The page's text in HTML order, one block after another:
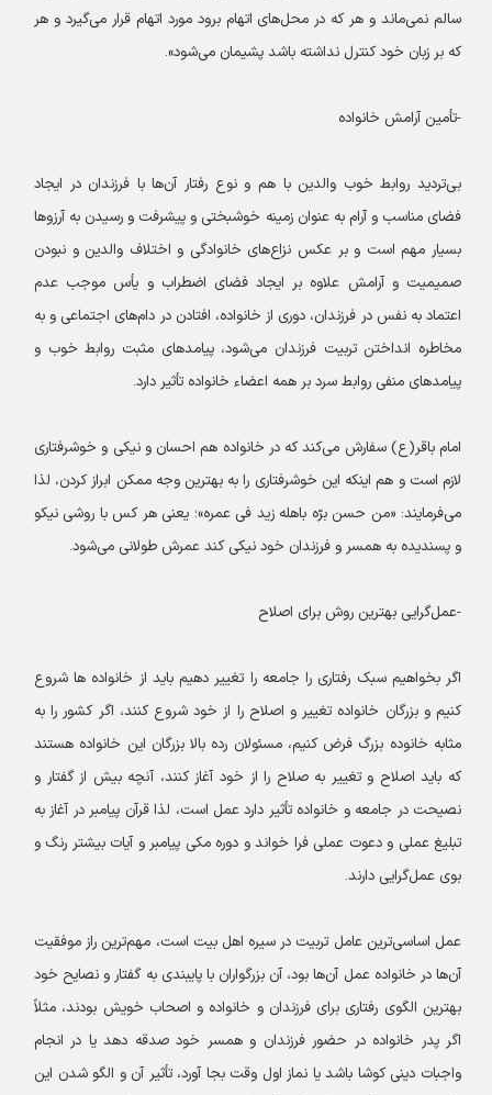
سالم نمی‌ماند و هر که در محل‌های اتهام برود مورد اتهام قرار می‌گیرد و هر
که بر زبان خود کنترل نداشته باشد پشیمان می‌شود».
-تأمین آرامش خانواده
بی‌تردید روابط خوب والدین با هم و نوع رفتار آن‌ها با فرزندان در ایجاد
فضای مناسب و آرام به عنوان زمینه خوشبختی و پیشرفت و رسیدن به آرزوها
بسیار مهم است و بر عکس نزاع‌های خانوادگی و اختلاف والدین و نبودن
صمیمیت و آرامش علاوه بر ایجاد فضای اضطراب و یأس موجب عدم
اعتماد به نفس در فرزندان، دوری از خانواده، افتادن در دام‌های اجتماعی و به
مخاطره انداختن تربیت فرزندان می‌شود، پیامدهای مثبت روابط خوب و
پیامدهای منفی روابط سرد بر همه اعضاء خانواده تأثیر دارد.
امام باقر(ع) سفارش می‌کند که در خانواده هم احسان و نیکی و خوشرفتاری
لازم است و هم اینکه این خوشرفتاری را به بهترین وجه ممکن ابراز کردن، لذا
می‌فرمایند: «من حسن برّه باهله زید فی عمره»؛ یعنی هر کس با روشی نیکو
و پسندیده به همسر و فرزندان خود نیکی کند عمرش طولانی می‌شود.
-عمل‌گرایی بهترین روش برای اصلاح
اگر بخواهیم سبک رفتاری را جامعه را تغییر دهیم باید از خانواده ها شروع
کنیم و بزرگان خانواده تغییر و اصلاح را از خود شروع کنند، اگر کشور را به
مثابه خانوده بزرگ فرض کنیم، مسئولان رده بالا بزرگان این خانواده هستند
که باید اصلاح و تغییر به صلاح را از خود آغاز کنند، آنچه بیش از گفتار و
نصیحت در جامعه و خانواده تأثیر دارد عمل است، لذا قرآن پیامبر در آغاز به
تبلیغ عملی و دعوت عملی فرا خواند و دوره مکی پیامبر و آیات بیشتر رنگ و
بوی عمل‌گرایی دارند.
عمل اساسی‌ترین عامل تربیت در سیره اهل بیت است، مهم‌ترین راز موفقیت
آن‌ها در خانواده عمل آن‌ها بود، آن بزرگواران با پایبندی به گفتار و نصایح خود
بهترین الگوی رفتاری برای فرزندان و خانواده و اصحاب خویش بودند، مثلاً
اگر پدر خانواده در حضور فرزندان و همسر خود صدقه دهد یا در انجام
واجبات دینی کوشا باشد یا نماز اول وقت بجا آورد، تأثیر آن و الگو شدن این